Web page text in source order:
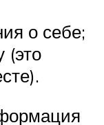
о себе;
(это